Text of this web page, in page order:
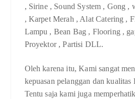
, Sirine , Sound System , Gong ,
, Karpet Merah , Alat Catering ,
Lampu , Bean Bag , Flooring ,
Proyektor , Partisi DLL.
Oleh karena itu, Kami sangat
kepuasan pelanggan dan kualitas
Tentu saja kami juga